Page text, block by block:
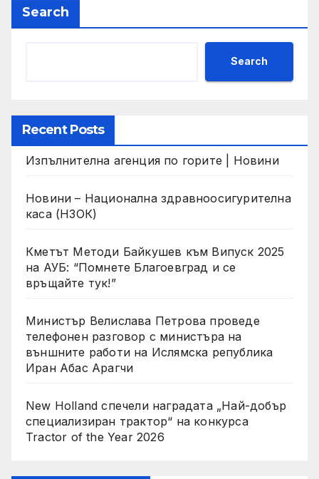
Search
Search
Recent Posts
Изпълнителна агенция по горите | Новини
Новини – Национална здравноосигурителна
каса (НЗОК)
Кметът Методи Байкушев към Випуск 2025
на АУБ: “Помнете Благоевград и се
връщайте тук!”
Министър Велислава Петрова проведе
телефонен разговор с министъра на
външните работи на Ислямска република
Иран Абас Арагчи
New Holland спечели наградата „Най-добър
специализиран трактор“ на конкурса
Tractor of the Year 2026